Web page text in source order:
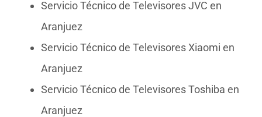
Servicio Técnico de Televisores JVC en
Aranjuez
Servicio Técnico de Televisores Xiaomi en
Aranjuez
Servicio Técnico de Televisores Toshiba en
Aranjuez